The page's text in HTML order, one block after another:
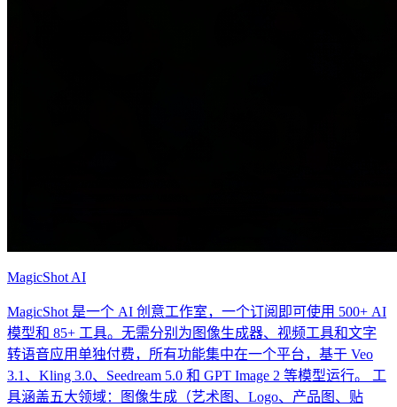
MagicShot AI
MagicShot 是一个 AI 创意工作室，一个订阅即可使用 500+ AI
模型和 85+ 工具。无需分别为图像生成器、视频工具和文字
转语音应用单独付费，所有功能集中在一个平台，基于 Veo
3.1、Kling 3.0、Seedream 5.0 和 GPT Image 2 等模型运行。 工
具涵盖五大领域：图像生成（艺术图、Logo、产品图、贴